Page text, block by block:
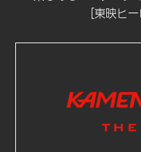
［東映ヒ